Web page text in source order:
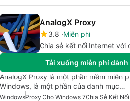
AnalogX Proxy
3.8 Miễn phí
Chia sẻ kết nối Internet với
Tải xuống miễn phí
AnalogX Proxy là một phần mềm miễn
Windows, là một phần của danh mục…
WindowsProxy Cho Windows 7Chia Sẻ Kết